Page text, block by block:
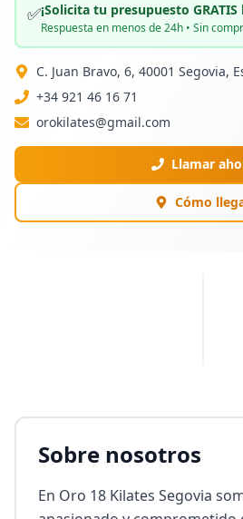
✅¡Solicita tu presupuesto GRATIS
Respuesta en menos de 24h • Sin
C. Juan Bravo, 6, 40001 Segovia,
+34 921 46 16 71
orokilates@gmail.com
Llamar
Cómo
Sobre nosotros
En Oro 18 Kilates Segovia